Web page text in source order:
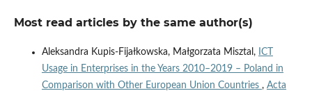
Most read articles by the same author(s)
Aleksandra Kupis-Fijałkowska, Małgorzata Misztal, ICT
Usage in Enterprises in the Years 2010–2019 – Poland in
Comparison with Other European Union Countries , Acta